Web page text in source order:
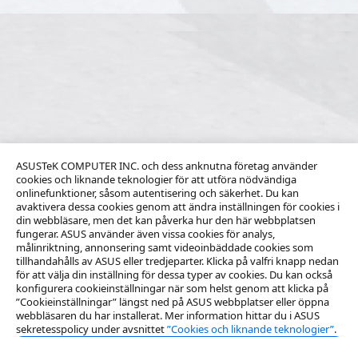
ASUSTeK COMPUTER INC. och dess anknutna företag använder
cookies och liknande teknologier för att utföra nödvändiga
onlinefunktioner, såsom autentisering och säkerhet. Du kan
avaktivera dessa cookies genom att ändra inställningen för cookies i
din webbläsare, men det kan påverka hur den här webbplatsen
fungerar. ASUS använder även vissa cookies för analys,
målinriktning, annonsering samt videoinbäddade cookies som
tillhandahålls av ASUS eller tredjeparter. Klicka på valfri knapp nedan
för att välja din inställning för dessa typer av cookies. Du kan också
konfigurera cookieinställningar när som helst genom att klicka på
”Cookieinställningar” längst ned på ASUS webbplatser eller öppna
webbläsaren du har installerat. Mer information hittar du i ASUS
sekretesspolicy under avsnittet”Cookies och liknande teknologier”.